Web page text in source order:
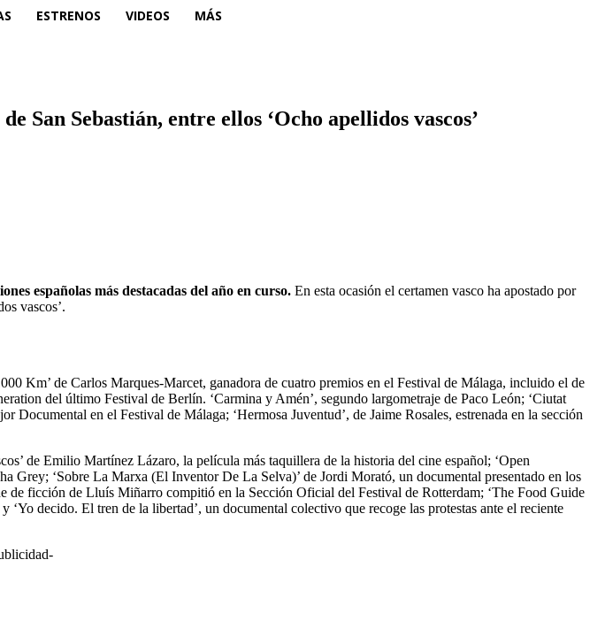
ESTRENOS VIDEOS MÁS
San Sebastián, entre ellos ‘Ocho apellidos vascos’
españolas más destacadas del año en curso. En esta ocasión el certamen vasco ha apostado por
vascos’.
Km’ de Carlos Marques-Marcet, ganadora de cuatro premios en el Festival de Málaga, incluido el de
del último Festival de Berlín. ‘Carmina y Amén’, segundo largometraje de Paco León; ‘Ciutat
en el Festival de Málaga; ‘Hermosa Juventud’, de Jaime Rosales, estrenada en la sección
de Emilio Martínez Lázaro, la película más taquillera de la historia del cine español; ‘Open
‘Sobre La Marxa (El Inventor De La Selva)’ de Jordi Morató, un documental presentado en los
de ficción de Lluís Miñarro compitió en la Sección Oficial del Festival de Rotterdam; ‘The Food Guide
decido. El tren de la libertad’, un documental colectivo que recoge las protestas ante el reciente